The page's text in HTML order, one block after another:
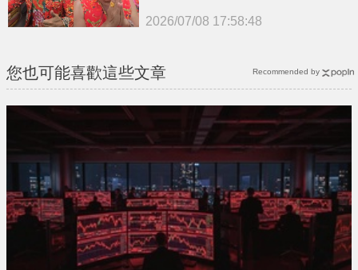
2026/07/08 17:58:48
您也可能喜歡這些文章 Recommended by